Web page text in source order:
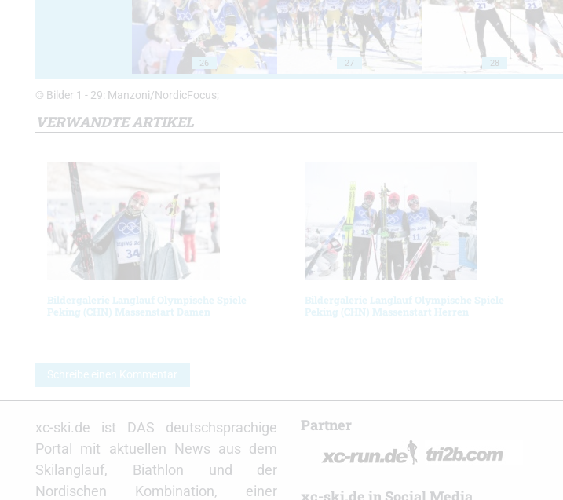
26 27 28
© Bilder 1 - 29: Manzoni/NordicFocus;
VERWANDTE ARTIKEL
Bildergalerie Langlauf Olympische Spiele
Peking (CHN) Massenstart Damen
Bildergalerie Langlauf Olympische Spiele
Peking (CHN) Massenstart Herren
Schreibe einen Kommentar
xc-ski.de ist DAS deutschsprachige
Portal mit aktuellen News aus dem
Skilanglauf, Biathlon und der
Nordischen Kombination, einer
Partner
xc-ski.de in Social Media